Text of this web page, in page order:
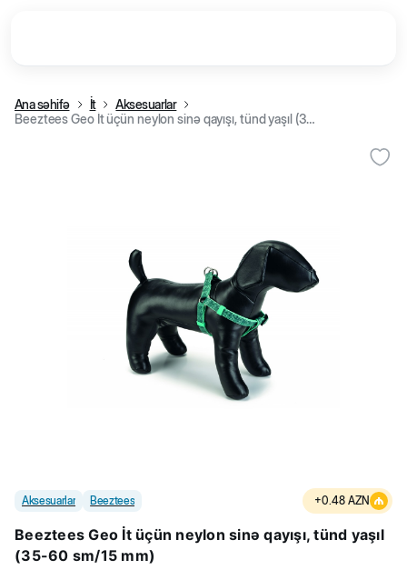
Ana səhifə İt
Aksesuarlar
Beeztees Geo İt üçün neylon sinə qayışı, tünd yaşıl (35-60 sm/15 mm)
Aksesuarlar Beeztees +0.48 AZN
Beeztees Geo İt üçün neylon sinə qayışı, tünd yaşıl
(35-60 sm/15 mm)